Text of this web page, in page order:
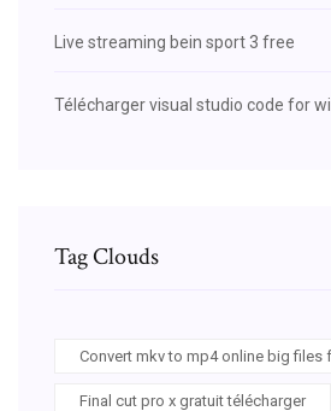
Live streaming bein sport 3 free
Télécharger visual studio code for
Tag Clouds
Convert mkv to mp4 online big files
Final cut pro x gratuit télécharger